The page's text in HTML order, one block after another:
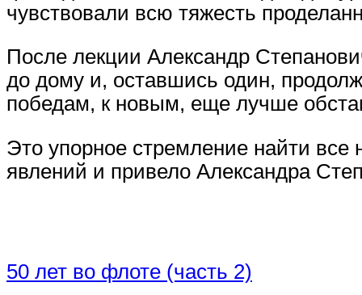
чувствовали всю тяжесть
После лекции Александр
до дому и, оставшись один,
победам, к новым, еще лучше
Это упорное стремление найти все
явлений и привело Александра
50 лет во флоте (часть 2)